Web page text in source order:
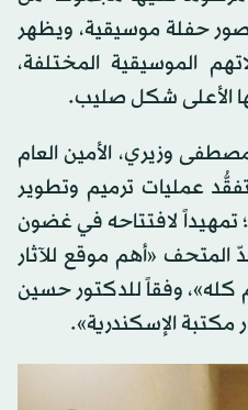
حفلة موسيقية، ويظهر
الموسيقية المختلفة،
الأعلى شكل صليب.
وزيري، الأمين العام
عمليات ترميم وتطوير
تمهيداً لافتتاحه في غضون
المتحف «أهم موقع للآثار
كله»، وفقاً للدكتور حسين
مكتبة الإسكندرية».